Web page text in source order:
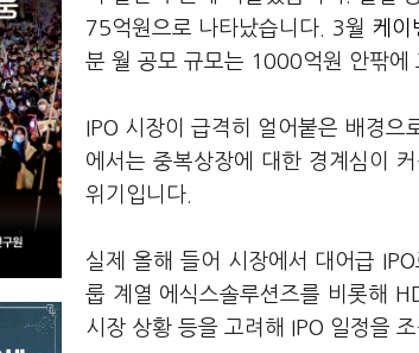
75억원으로 나타났습니다. 3월 케
분 월 공모 규모는 1000억원 안팎에
IPO 시장이 급격히 얼어붙은 배경으
에서는 중복상장에 대한 경계심이
위기입니다.
실제 올해 들어 시장에서 대어급
룹 계열 에식스솔루션즈를 비롯해
시장 상황 등을 고려해 IPO 일정을